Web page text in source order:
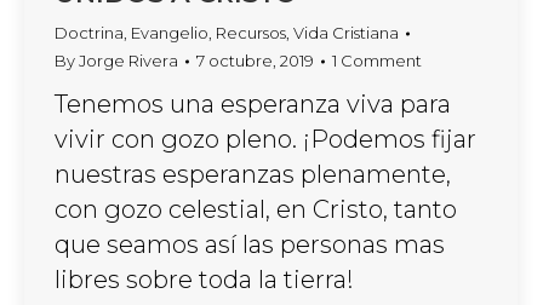
Doctrina Evangelio Recursos Vida Cristiana
ByJorge Rivera 7 octubre, 2019 1 Comment
Tenemos una esperanza viva para
vivir con gozo pleno. ¡Podemos fijar
nuestras esperanzas plenamente,
con gozo celestial, en Cristo, tanto
que seamos así las personas mas
libres sobre toda la tierra!